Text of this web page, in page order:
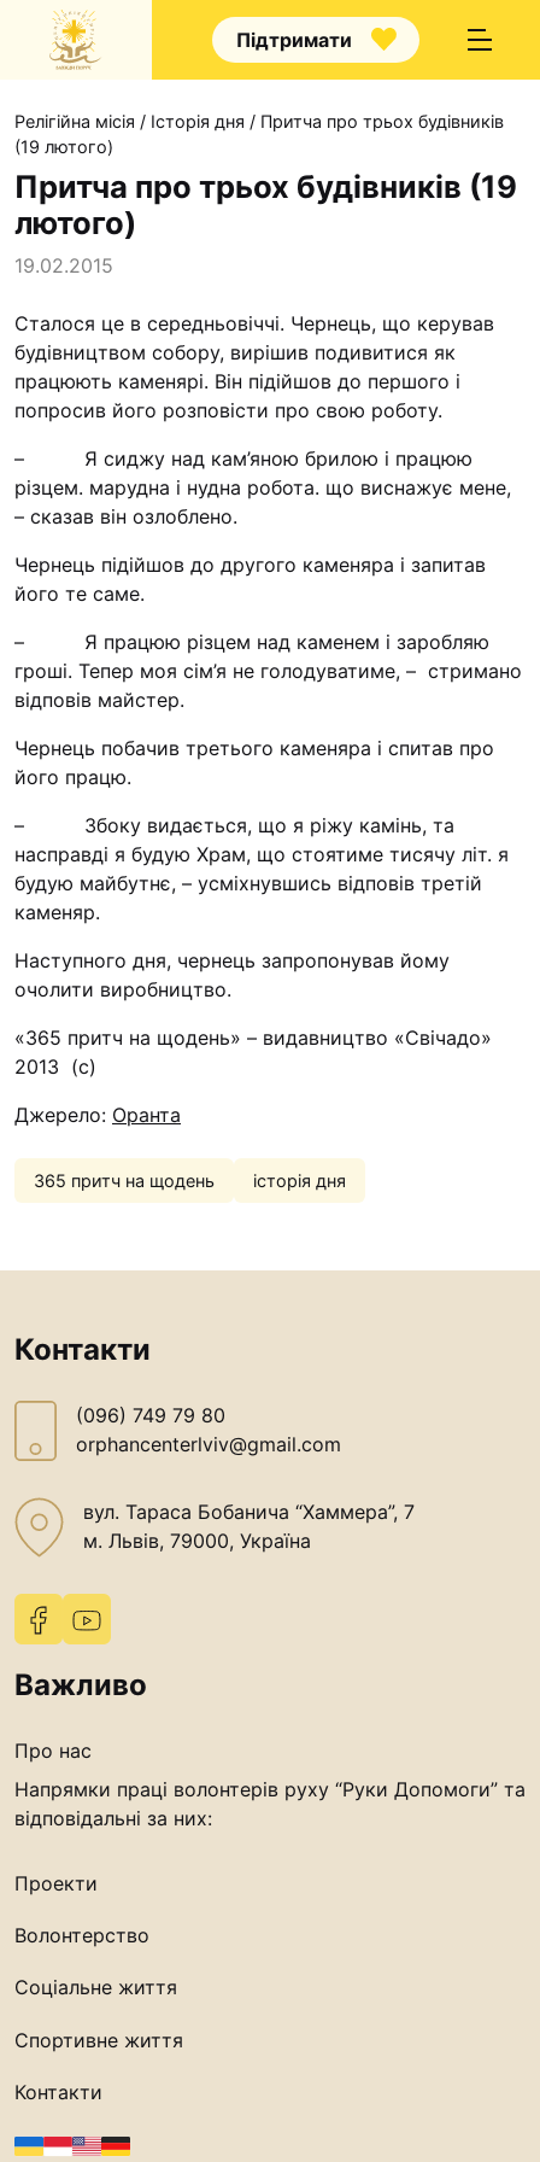
Підтримати
Волонтерство
Наші напрямки праці
Наш покровитель
Контакти
Проекти
Футбольна команда
Іконописна школа
“Капеланчики”
Одна церква – одна
Чемпіонат з міні-
“КОПА”
Як допомогти
Юричко
Освіта
Контакти
Релігійна місія / Історія дня / Притча про трьох будівників
(19 лютого)
Притча про трьох будівників (19
лютого)
19.02.2015
Сталося це в середньовіччі. Чернець, що керував
будівництвом собору, вирішив подивитися як
працюють каменярі. Він підійшов до першого і
попросив його розповісти про свою роботу.
– Я сиджу над кам’яною брилою і працюю
різцем. марудна і нудна робота. що виснажує мене,
– сказав він озлоблено.
Чернець підійшов до другого каменяра і запитав
його те саме.
– Я працюю різцем над каменем і заробляю
гроші. Тепер моя сім’я не голодуватиме, – стримано
відповів майстер.
Чернець побачив третього каменяра і спитав про
його працю.
– Збоку видається, що я ріжу камінь, та
насправді я будую Храм, що стоятиме тисячу літ. я
будую майбутнє, – усміхнувшись відповів третій
каменяр.
Наступного дня, чернець запропонував йому
очолити виробництво.
«365 притч на щодень» – видавництво «Свічадо»
2013 (с)
Джерело: Оранта
365 притч на щодень історія дня
Контакти
(096) 749 79 80
orphancenterlviv@gmail.com
вул. Тараса Бобанича “Хаммера”, 7
м. Львів, 79000, Україна
Важливо
Про нас
Напрямки праці волонтерів руху “Руки Допомоги” та
відповідальні за них:
Проекти
Волонтерство
Соціальне життя
Спортивне життя
Контакти